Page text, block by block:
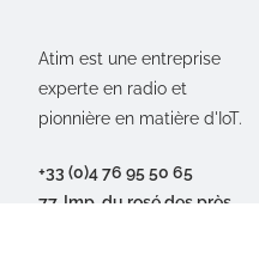
Atim est une entreprise
experte en radio et
pionnière en matière d'IoT.
+33 (0)4 76 95 50 65
77, Imp. du rosé des près